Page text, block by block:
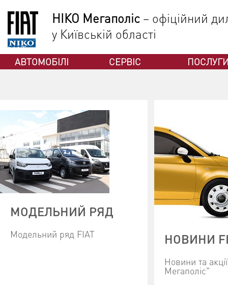
НІКО Мегаполіс – офіційний
у Київській області
АВТОМОБІЛІ СЕРВІС
ФІАТ
МОДЕЛЬНИЙ РЯД
Модельний ряд FIAT НОВИНИ
Новини та
Мегаполіс"